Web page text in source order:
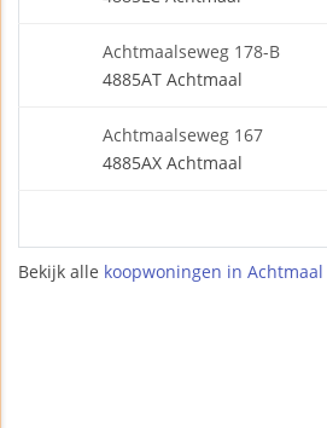
Achtmaalseweg 178-B
4885AT Achtmaal
Achtmaalseweg 167
4885AX Achtmaal
Bekijk alle koopwoningen in Achtmaal